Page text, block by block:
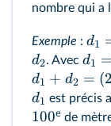
nombre qui a
Exemple : d1
d2. Avec d1 =
d1 + d2 = (2
d1 est précis
100e de